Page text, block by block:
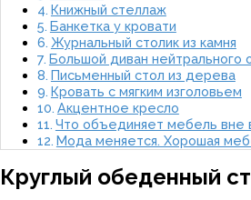
Книжный стеллаж
Банкетка у кровати
Журнальный столик из камня
Большой диван нейтрального
Письменный стол из дерева
Кровать с мягким изголовьем
Акцентное кресло
Что объединяет мебель вне
Мода меняется. Хорошая
Круглый обеденный